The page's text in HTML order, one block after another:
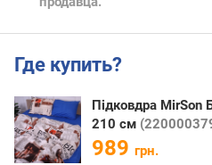
Где купить?
Підковдра MirSon
210 см
989 грн.